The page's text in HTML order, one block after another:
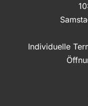
Individuelle